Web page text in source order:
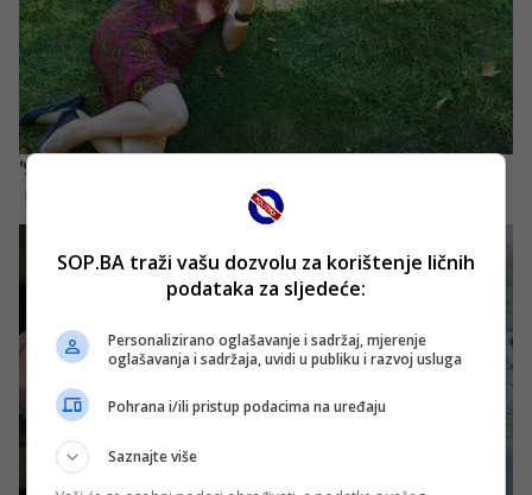
SOP.BA traži vašu dozvolu za korištenje ličnih
podataka za sljedeće:
Personalizirano oglašavanje i sadržaj, mjerenje
oglašavanja i sadržaja, uvidi u publiku i razvoj usluga
Pohrana i/ili pristup podacima na uređaju
Saznajte više